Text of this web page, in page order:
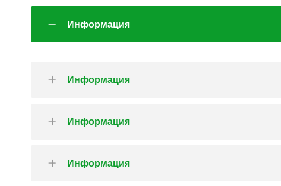
Информация
Информация
Информация
Информация